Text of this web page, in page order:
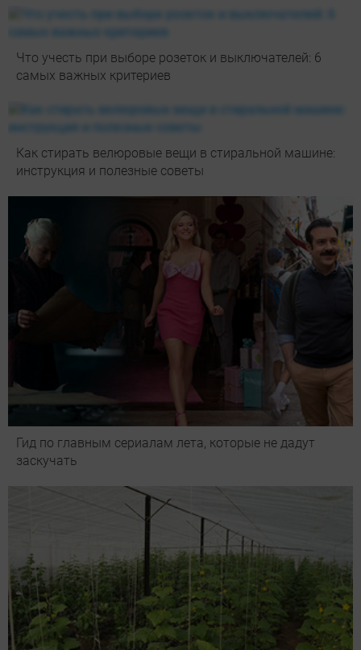
Что учесть при выборе розеток и выключателей: 6
самых важных критериев
Как стирать велюровые вещи в стиральной машине:
инструкция и полезные советы
Гид по главным сериалам лета, которые не дадут
заскучать